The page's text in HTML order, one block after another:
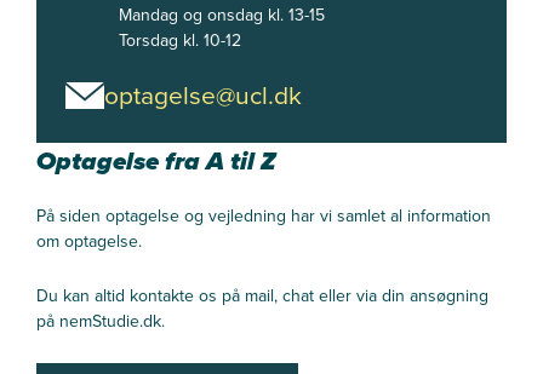
Mandag og onsdag kl. 13-15
Torsdag kl. 10-12
optagelse@ucl.dk
Optagelse fra A til Z
På siden optagelse og vejledning har vi samlet al information
om optagelse.
Du kan altid kontakte os på mail, chat eller via din ansøgning
på nemStudie.dk.